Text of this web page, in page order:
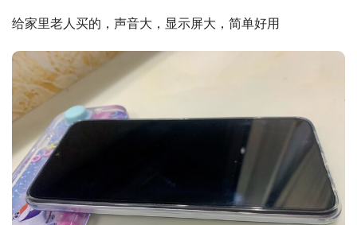
给家里老人买的，声音大，显示屏大，简单好用